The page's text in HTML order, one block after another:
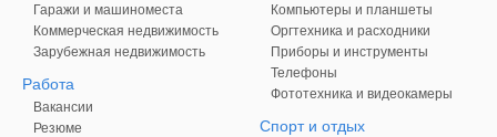
Гаражи и машиноместа
Коммерческая недвижимость
Зарубежная недвижимость
Работа
Вакансии
Резюме
Компьютеры и планшеты
Оргтехника и расходники
Приборы и инструменты
Телефоны
Фототехника и видеокамеры
Спорт и отдых